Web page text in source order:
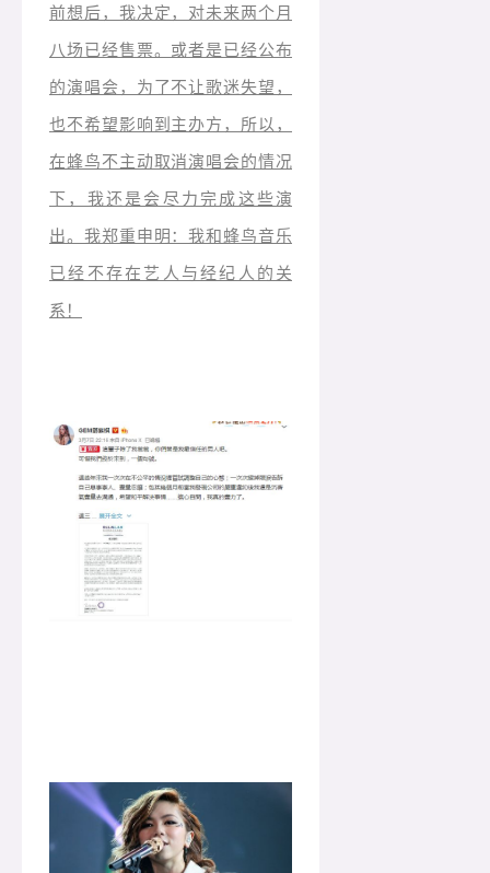
前想后，我决定，对未来两个月
八场已经售票。或者是已经公布
的演唱会，为了不让歌迷失望，
也不希望影响到主办方，所以，
在蜂鸟不主动取消演唱会的情况
下，我还是会尽力完成这些演
出。我郑重申明：我和蜂鸟音乐
已经不存在艺人与经纪人的关
系！